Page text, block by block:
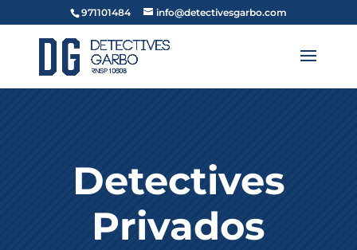
971101484 info@detectivesgarbo.com
Detectives
Privados